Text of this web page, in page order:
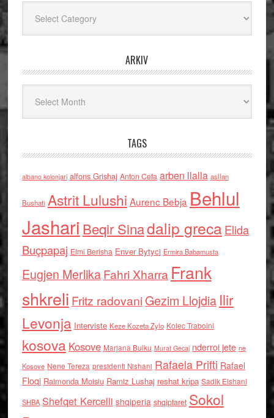
ARKIV
TAGS
albano kolonjari alfons Grishaj Anton Cefa arben llalla asllan
Bushati Astrit Lulushi Aurenc Bebja Behlul
Jashari Beqir Sinadalip grecaElida
Buçpapaj Elmi Berisha Enver Bytyci Ermira Babamusta
Eugjen MerlikaFahri Xharra Frank
shkreli Fritz radovaniGezim Llojdia Ilir
Levonja Interviste Keze Kozeta Zylo Kolec Traboini
kosova Kosove Marjana Bulku Murat Gecaj nderroi jete ne
Kosove Nene Tereza presidenti Nishani Rafaela Prifti Rafael
Floqi Raimonda Moisiu Ramiz Lushaj reshat kripa Sadik Elshani
SHBA Shefqet Kercelli shqiperia shqiptaret Sokol